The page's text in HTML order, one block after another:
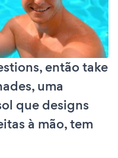
então take
uma
que designs
à mão, tem